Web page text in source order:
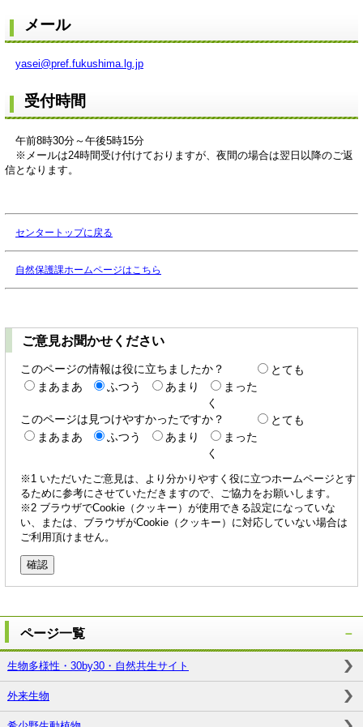
メール
yasei@pref.fukushima.lg.jp
受付時間
午前8時30分～午後5時15分
※メールは24時間受け付けておりますが、夜間の場合は翌日以降のご返
信となります。
センタートップに戻る
自然保護課ホームページはこちら
ご意見お聞かせください
このページの情報は役に立ちましたか？
とても
まあまあ
ふつう あまり
まった
く
このページは見つけやすかったですか？
とても
まあまあ
ふつう あまり
まった
く
※1 いただいたご意見は、より分かりやすく役に立つホームページとす
るために参考にさせていただきますので、ご協力をお願いします。
※2 ブラウザでCookie（クッキー）が使用できる設定になっていな
い、または、ブラウザがCookie（クッキー）に対応していない場合は
ご利用頂けません。
ページ一覧
生物多様性・30by30・自然共生サイト
外来生物